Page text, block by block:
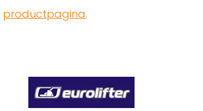
productpagina.